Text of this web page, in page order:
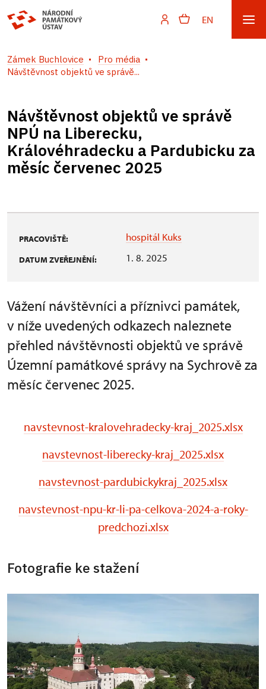
EN
Zámek Buchlovice
Pro média
Návštěvnost objektů ve správě...
Návštěvnost objektů ve správě
NPÚ na Liberecku,
Královéhradecku a Pardubicku za
měsíc červenec 2025
PRACOVIŠTĚ: hospitál Kuks
DATUM ZVEŘEJNĚNÍ: 1. 8. 2025
Vážení návštěvníci a příznivci památek,
v níže uvedených odkazech naleznete
přehled návštěvnosti objektů ve správě
Územní památkové správy na Sychrově za
měsíc červenec 2025.
navstevnost-kralovehradecky-kraj_2025.xlsx
navstevnost-liberecky-kraj_2025.xlsx
navstevnost-pardubickykraj_2025.xlsx
navstevnost-npu-kr-li-pa-celkova-2024-a-roky-
predchozi.xlsx
Fotografie ke stažení